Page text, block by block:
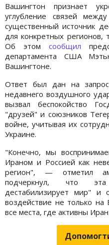
Вашингтон признает
углубление связей
существенный источник
для конкретных регионов,
Об этом сообщил
департамента США
Вашингтоне.
Ответ был дан на запрос
недавнего воздушного
вызвал беспокойство
"друзей" и союзников
войне, учитывая их
Украине.
"Конечно, мы
Ираном и Россией как
регион", — отметил
подчеркнул, что
дестабилизирует мир" и
воздействие не только
все места, где активны